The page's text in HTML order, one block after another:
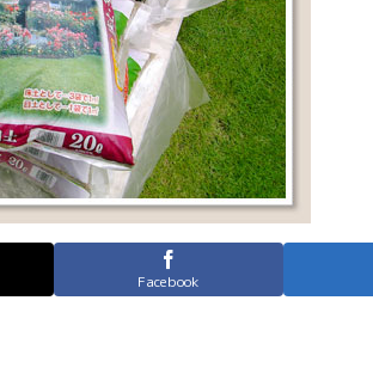
Facebook